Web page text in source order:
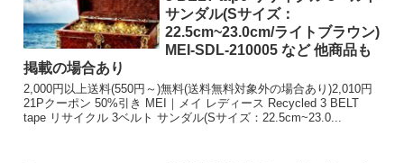
サンダル(Sサイズ：
22.5cm~23.0cm/ライトブラウン)
MEI-SDL-210005 など 他商品も
掲載の場合あり
2,000円以上送料(550円～)無料(送料無料対象外の場合あり)2,010円
21Pクーポン 50%引き MEI｜メイ レディース Recycled 3 BELT
tape リサイクル 3ベルト サンダル(Sサイズ：22.5cm~23.0...